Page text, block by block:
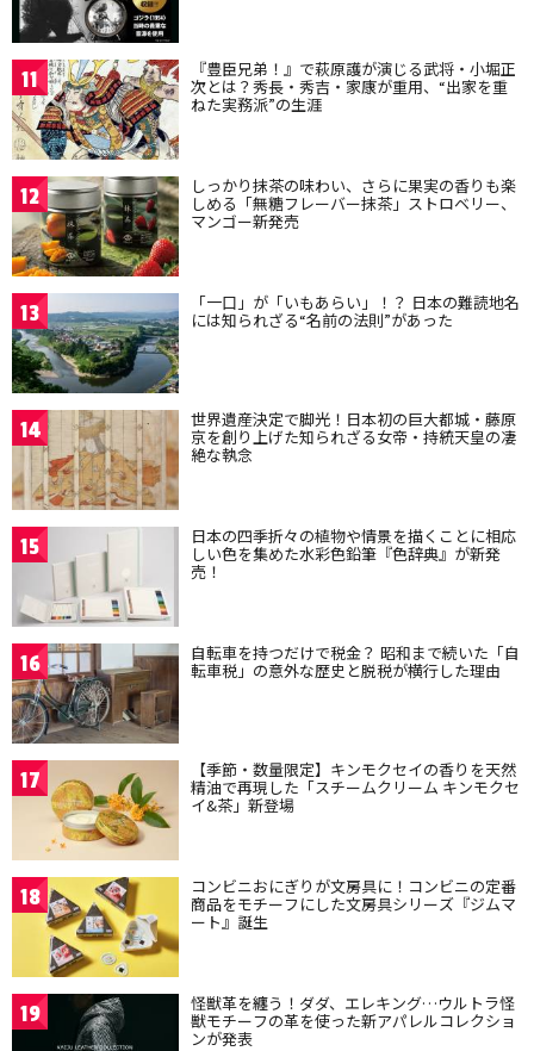
11 『豊臣兄弟！』で萩原護が演じる武将・小堀正
次とは？秀長・秀吉・家康が重用、“出家を重
ねた実務派”の生涯
12 しっかり抹茶の味わい、さらに果実の香りも楽
しめる「無糖フレーバー抹茶」ストロベリー、
マンゴー新発売
13 「一口」が「いもあらい」！？ 日本の難読地名
には知られざる“名前の法則”があった
14 世界遺産決定で脚光！日本初の巨大都城・藤原
京を創り上げた知られざる女帝・持統天皇の凄
絶な執念
15 日本の四季折々の植物や情景を描くことに相応
しい色を集めた水彩色鉛筆『色辞典』が新発
売！
16 自転車を持つだけで税金？ 昭和まで続いた「自
転車税」の意外な歴史と脱税が横行した理由
17 【季節・数量限定】キンモクセイの香りを天然
精油で再現した「スチームクリーム キンモクセ
イ&茶」新登場
18 コンビニおにぎりが文房具に！コンビニの定番
商品をモチーフにした文房具シリーズ『ジムマ
ート』誕生
19 怪獣革を纏う！ダダ、エレキング…ウルトラ怪
獣モチーフの革を使った新アパレルコレクショ
ンが発表